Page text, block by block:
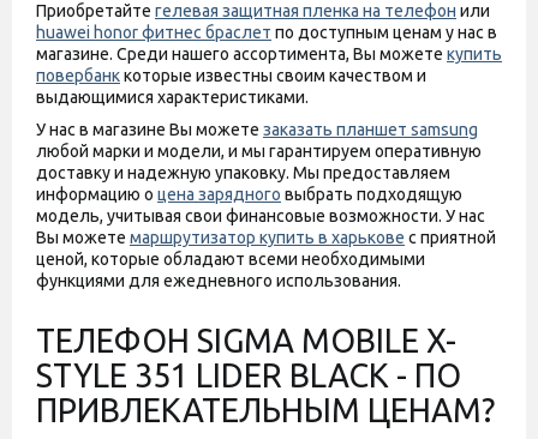
Приобретайте гелевая защитная пленка на телефон или
huawei honor фитнес браслет по доступным ценам у нас в
магазине. Среди нашего ассортимента, Вы можете купить
повербанккоторые известны своим качеством и
выдающимися характеристиками.
У нас в магазине Вы можете заказать планшет samsung
любой марки и модели, и мы гарантируем оперативную
доставку и надежную упаковку. Мы предоставляем
информацию о цена зарядного выбрать подходящую
модель, учитывая свои финансовые возможности. У нас
Вы можете маршрутизатор купить в харькове с приятной
ценой, которые обладают всеми необходимыми
функциями для ежедневного использования.
ТЕЛЕФОН SIGMA MOBILE X-
STYLE 351 LIDER BLACK - ПО
ПРИВЛЕКАТЕЛЬНЫМ ЦЕНАМ?